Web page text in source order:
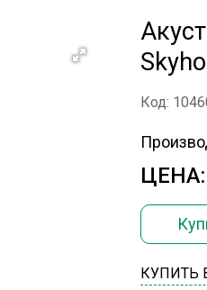
Код:
ЦЕНА:
КУПИТЬ